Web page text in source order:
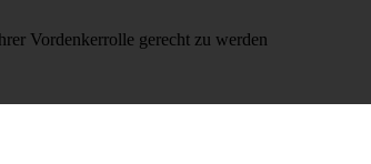
Vordenkerrolle gerecht zu werden